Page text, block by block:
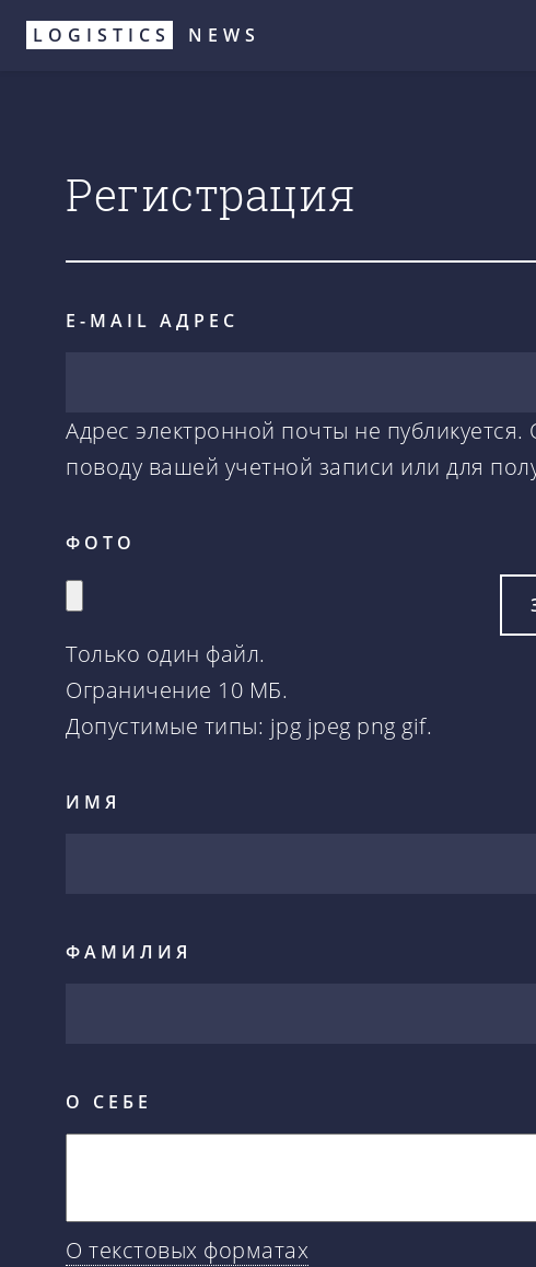
Перейти
LOGISTICS NEWS
Регистрация
E-MAIL АДРЕС
Адрес электронной почты не
поводу вашей учетной записи или для
ФОТО
Только один файл.
Ограничение 10 МБ.
Допустимые типы: jpg jpeg png gif.
ИМЯ
ФАМИЛИЯ
О СЕБЕ
О текстовых форматах